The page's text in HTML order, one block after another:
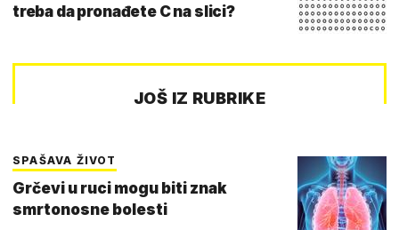
treba da pronađete C na slici?
JOŠ IZ RUBRIKE
SPAŠAVA ŽIVOT
Grčevi u ruci mogu biti znak
smrtonosne bolesti